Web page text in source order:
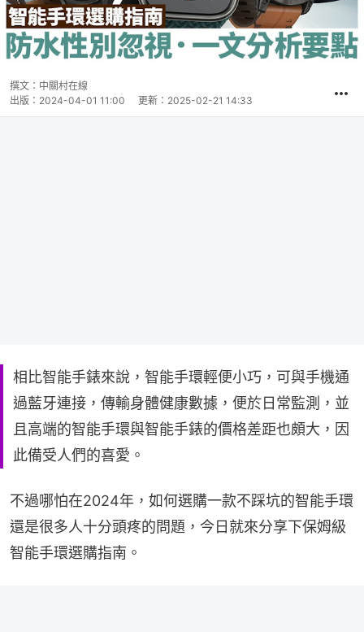
撰文： 中關村在線
出版： 2024-04-01 11:00 更新： 2025-02-21 14:33
相比智能手錶來說，智能手環輕便小巧，可與手機通
過藍牙連接，傳輸身體健康數據，便於日常監測，並
且高端的智能手環與智能手錶的價格差距也頗大，因
此備受人們的喜愛。
不過哪怕在2024年，如何選購一款不踩坑的智能手環
還是很多人十分頭疼的問題，今日就來分享下保姆級
智能手環選購指南。